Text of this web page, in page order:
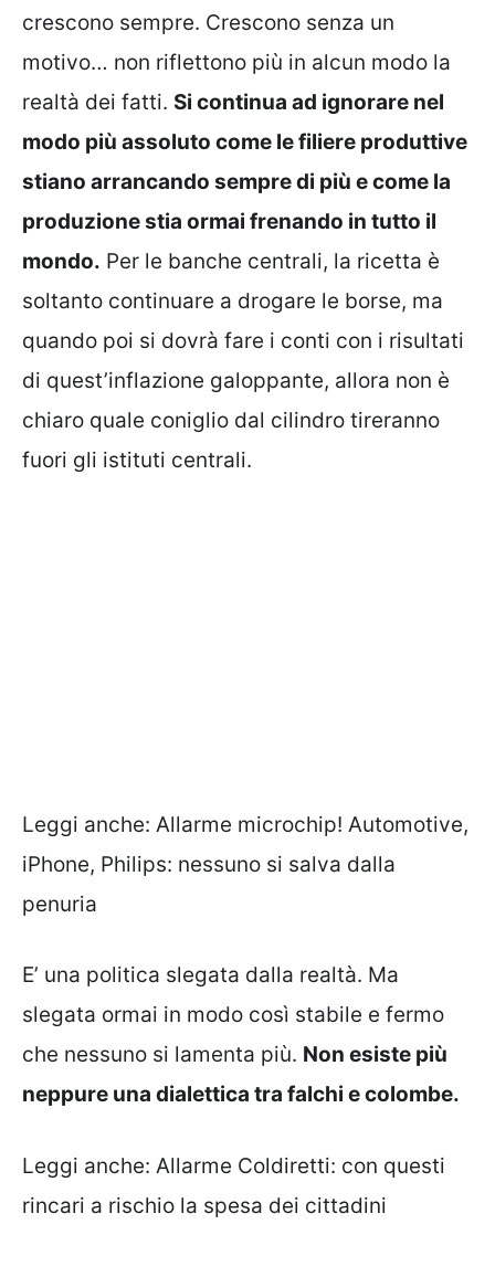
crescono sempre. Crescono senza un
motivo… non riflettono più in alcun modo la
realtà dei fatti. Si continua ad ignorare nel
modo più assoluto come le filiere produttive
stiano arrancando sempre di più e come la
produzione stia ormai frenando in tutto il
mondo. Per le banche centrali, la ricetta è
soltanto continuare a drogare le borse, ma
quando poi si dovrà fare i conti con i risultati
di quest’inflazione galoppante, allora non è
chiaro quale coniglio dal cilindro tireranno
fuori gli istituti centrali.
Leggi anche: Allarme microchip! Automotive,
iPhone, Philips: nessuno si salva dalla
penuria
E’ una politica slegata dalla realtà. Ma
slegata ormai in modo così stabile e fermo
che nessuno si lamenta più. Non esiste più
neppure una dialettica tra falchi e colombe.
Leggi anche: Allarme Coldiretti: con questi
rincari a rischio la spesa dei cittadini